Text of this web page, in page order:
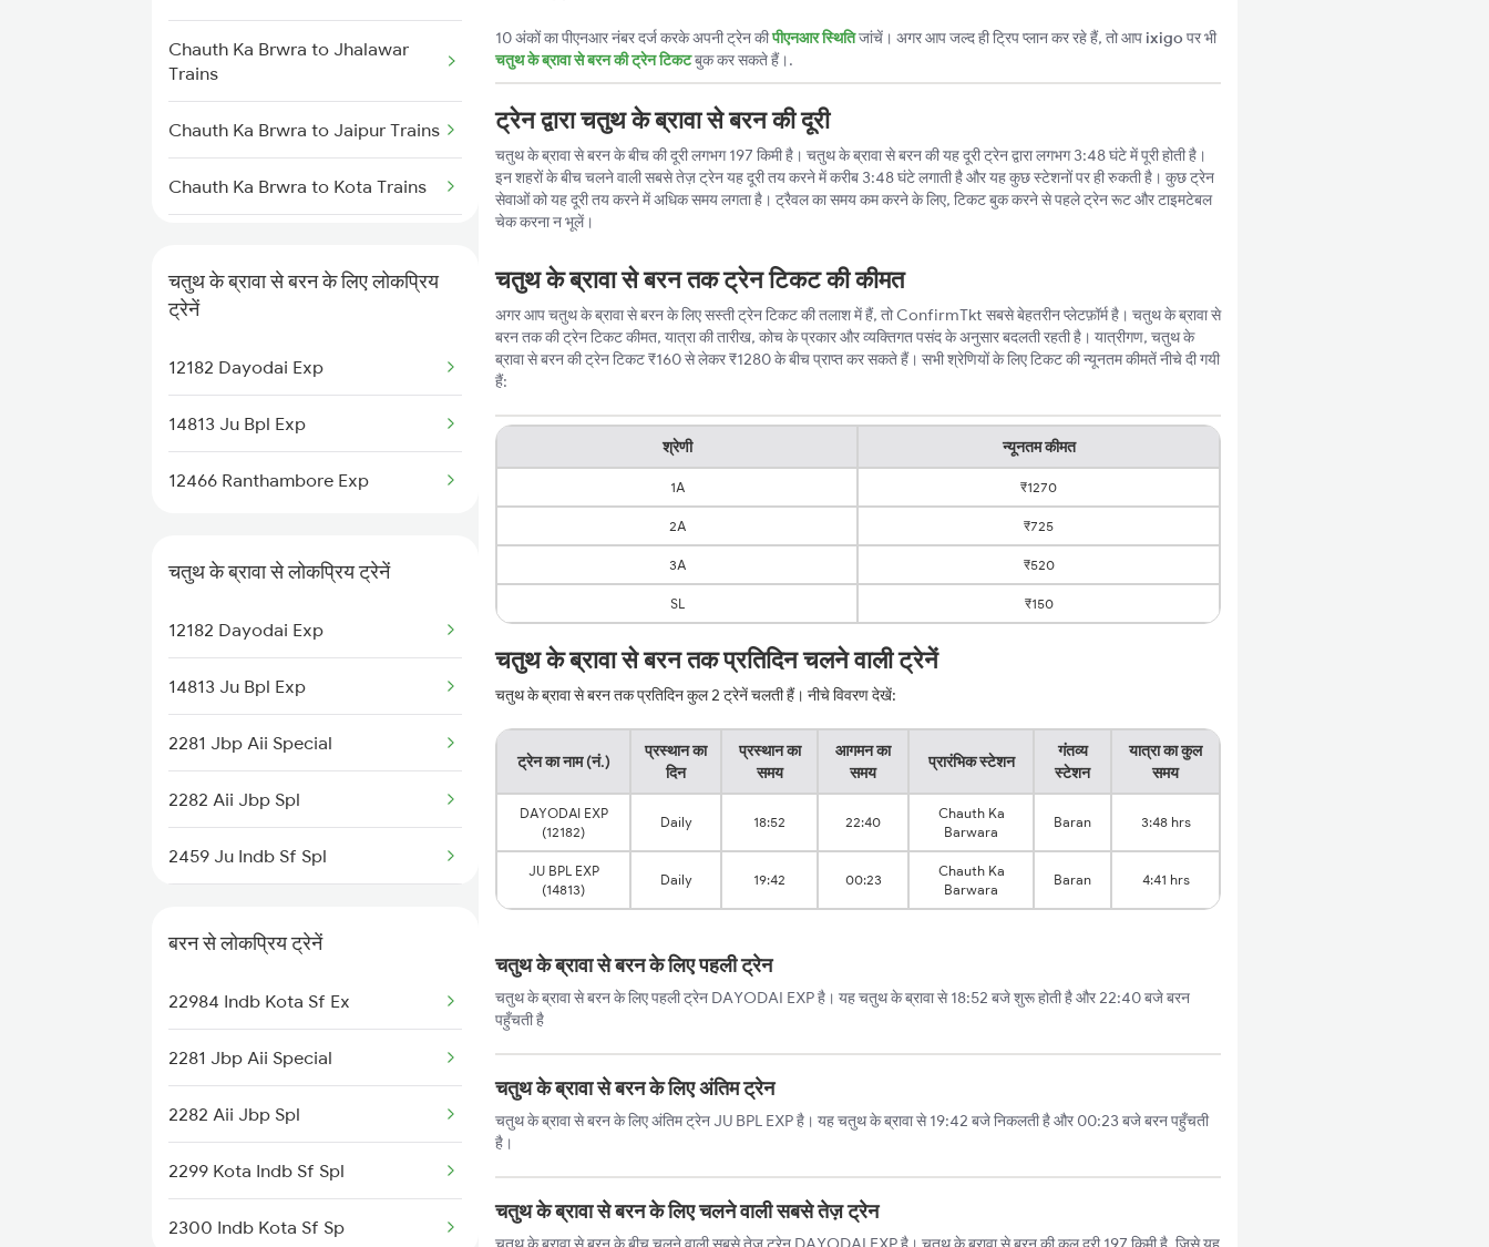
Baran to Damoh Trains
Baran to Ajmer Trains
Baran to Jabalpur Trains
Baran to Hiranchipa Trains
Baran to Makshi Trains
Chauth Ka Brwra to Jhalawar
Trains
Chauth Ka Brwra to Jaipur Trains
Chauth Ka Brwra to Kota Trains
Trains
Chauth Ka Brwra to Shri
Trains
Chauth Ka Brwra to Jodhpur
Chauth Ka Brwra to Ramganj
Mandi Trains
चतुथ के ब्रावा से बरन के लिए लोकप्रिय
ट्रेनें
12182 Dayodai Exp
14813 Ju Bpl Exp
12466 Ranthambore Exp
चतुथ के ब्रावा से लोकप्रिय ट्रेनें
12182 Dayodai Exp
14813 Ju Bpl Exp
2281 Jbp Aii Special
2282 Aii Jbp Spl
2459 Ju Indb Sf Spl
2982 Sgnr Kota Sf Spl
2997 Jlwc Sgnr Sf Spl
2998 Sgnr Jlwc Sf Spl
9741 Jp Bxn Exp Spl
बरन से लोकप्रिय ट्रेनें
22984 Indb Kota Sf Ex
2281 Jbp Aii Special
2282 Aii Jbp Spl
2299 Kota Indb Sf Spl
2300 Indb Kota Sf Sp
10 अंकों का पीएनआर नंबर दर्ज करके अपनी ट्रेन कीपीएनआर स्थितिजांचें। अगर आप जल्द ही ट्रिप प्लान कर रहे हैं, तो आप ixigoपर भी
चतुथ के ब्रावा से बरन की ट्रेन टिकटबुक कर सकते हैं।.
ट्रेन द्वारा चतुथ के ब्रावा से बरन की दूरी
चतुथ के ब्रावा से बरन के बीच की दूरी लगभग 197 किमी है। चतुथ के ब्रावा से बरन की यह दूरी ट्रेन द्वारा लगभग 3:48 घंटे में पूरी होती है।
इन शहरों के बीच चलने वाली सबसे तेज़ ट्रेन यह दूरी तय करने में करीब 3:48 घंटे लगाती है और यह कुछ स्टेशनों पर ही रुकती है। कुछ ट्रेन
सेवाओं को यह दूरी तय करने में अधिक समय लगता है। ट्रैवल का समय कम करने के लिए, टिकट बुक करने से पहले ट्रेन रूट और टाइमटेबल
चेक करना न भूलें।
चतुथ के ब्रावा से बरन तक ट्रेन टिकट की कीमत
अगर आप चतुथ के ब्रावा से बरन के लिए सस्ती ट्रेन टिकट की तलाश में हैं, तो ConfirmTkt सबसे बेहतरीन प्लेटफ़ॉर्म है। चतुथ के ब्रावा से
बरन तक की ट्रेन टिकट कीमत, यात्रा की तारीख, कोच के प्रकार और व्यक्तिगत पसंद के अनुसार बदलती रहती है। यात्रीगण, चतुथ के
ब्रावा से बरन की ट्रेन टिकट ₹160 से लेकर ₹1280 के बीच प्राप्त कर सकते हैं। सभी श्रेणियों के लिए टिकट की न्यूनतम कीमतें नीचे दी गयी
हैं:
श्रेणी न्यूनतम कीमत
1A ₹1270
2A ₹725
3A ₹520
SL ₹150
चतुथ के ब्रावा से बरन तक प्रतिदिन चलने वाली ट्रेनें
चतुथ के ब्रावा से बरन तक प्रतिदिन कुल 2 ट्रेनें चलती हैं। नीचे विवरण देखें:
ट्रेन का नाम (नं.)
प्रस्थान का
दिन
प्रस्थान का
समय
आगमन का
समय
प्रारंभिक स्टेशन
गंतव्य
स्टेशन
यात्रा का कुल
समय
DAYODAI EXP
(12182)
Daily 18:52 22:40
Chauth Ka
Barwara
Baran 3:48 hrs
JU BPL EXP
(14813)
Daily 19:42 00:23
Chauth Ka
Barwara
Baran 4:41 hrs
चतुथ के ब्रावा से बरन के लिए पहली ट्रेन
चतुथ के ब्रावा से बरन के लिए पहली ट्रेन DAYODAI EXP है। यह चतुथ के ब्रावा से 18:52 बजे शुरू होती है और 22:40 बजे बरन
पहुँचती है
चतुथ के ब्रावा से बरन के लिए अंतिम ट्रेन
चतुथ के ब्रावा से बरन के लिए अंतिम ट्रेन JU BPL EXP है। यह चतुथ के ब्रावा से 19:42 बजे निकलती है और 00:23 बजे बरन पहुँचती
है।
चतुथ के ब्रावा से बरन के लिए चलने वाली सबसे तेज़ ट्रेन